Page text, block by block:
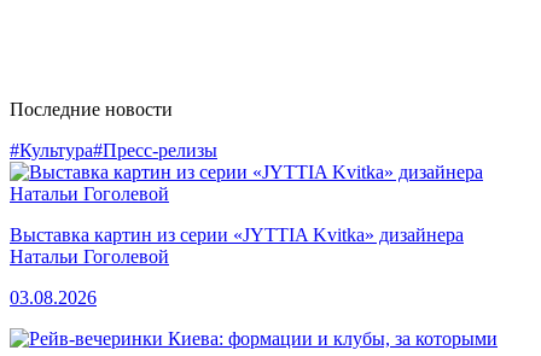
Последние новости
#Культура#Пресс-релизы
Выставка картин из серии «JYTTIA Kvitka» дизайнера
Натальи Гоголевой
03.08.2026